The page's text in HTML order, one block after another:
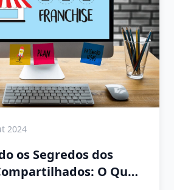
2024
os Segredos dos
O Que